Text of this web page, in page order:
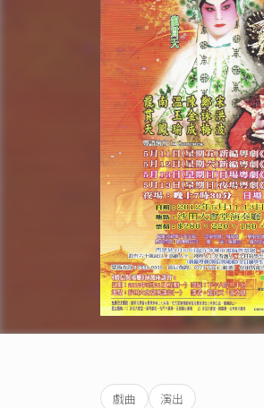
戲曲 演出